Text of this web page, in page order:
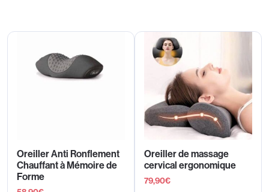
Oreiller Anti Ronflement
Chauffant à Mémoire de
Forme
Oreiller de massage
cervical ergonomique
79,90€